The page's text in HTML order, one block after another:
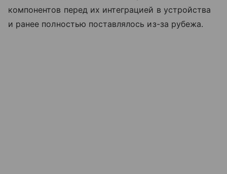
компонентов перед их интеграцией в устройства
и ранее полностью поставлялось из-за рубежа.